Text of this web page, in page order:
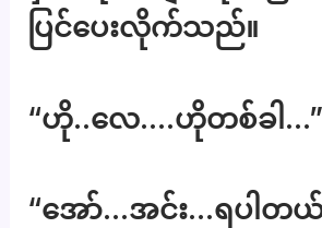
ပြင်ပေးလိုက်သည်။
“ဟို..လေ….ဟိုတစ်ခါ…”
“အော်…အင်း…ရပါတယ်